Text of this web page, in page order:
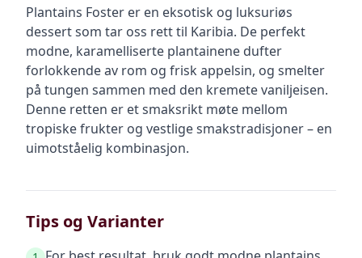
Plantains Foster er en eksotisk og luksuriøs
dessert som tar oss rett til Karibia. De perfekt
modne, karamelliserte plantainene dufter
forlokkende av rom og frisk appelsin, og smelter
på tungen sammen med den kremete vaniljeisen.
Denne retten er et smaksrikt møte mellom
tropiske frukter og vestlige smakstradisjoner – en
uimotståelig kombinasjon.
Tips og Varianter